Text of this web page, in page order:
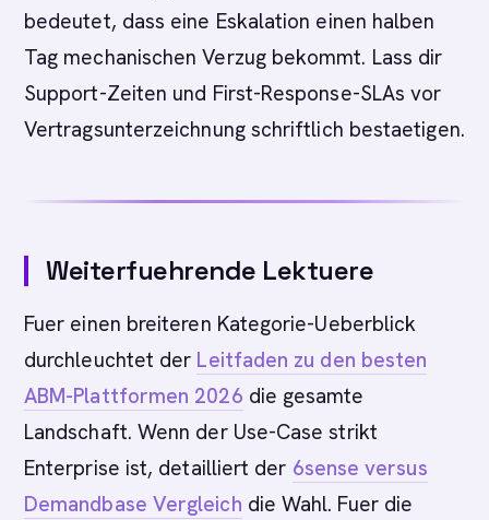
bedeutet, dass eine Eskalation einen halben
Tag mechanischen Verzug bekommt. Lass dir
Support-Zeiten und First-Response-SLAs vor
Vertragsunterzeichnung schriftlich bestaetigen.
Weiterfuehrende Lektuere
Fuer einen breiteren Kategorie-Ueberblick
durchleuchtet der Leitfaden zu den besten
ABM-Plattformen 2026 die gesamte
Landschaft. Wenn der Use-Case strikt
Enterprise ist, detailliert der 6sense versus
Demandbase Vergleich die Wahl. Fuer die